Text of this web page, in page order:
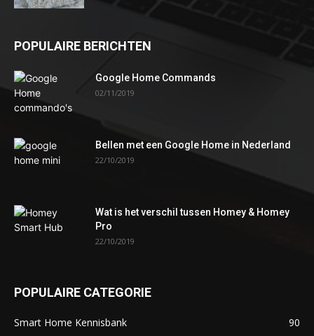
POPULAIRE BERICHTEN
Google Home Commands
02/11/2019
Bellen met een Google Home in Nederland
22/10/2019
Wat is het verschil tussen Homey & Homey
Pro
22/10/2019
POPULAIRE CATEGORIE
Smart Home Kennisbank
90